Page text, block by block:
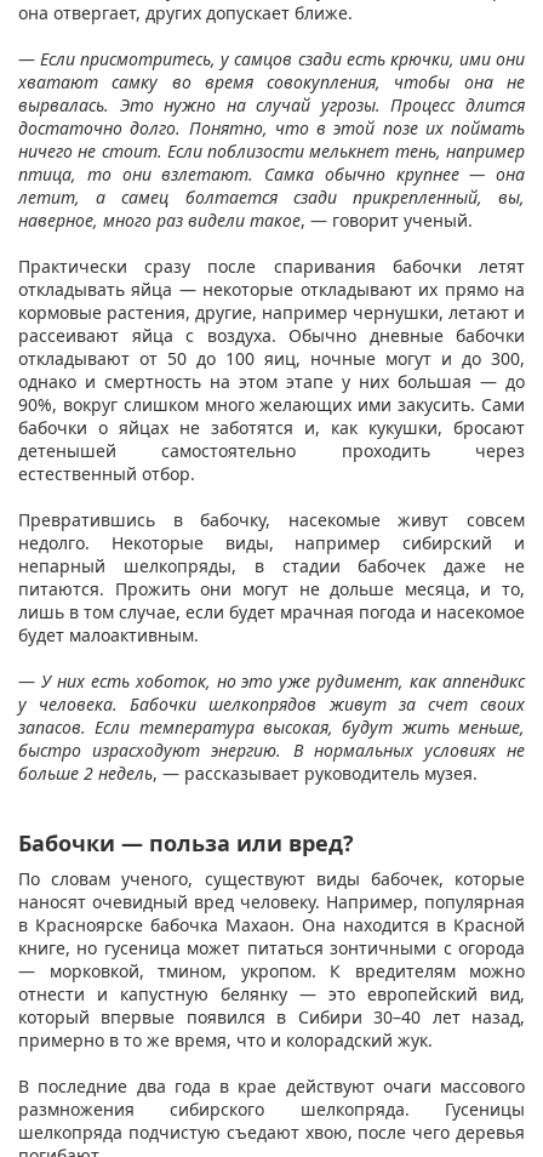
она отвергает, других допускает ближе.
—Если присмотритесь, у самцов сзади есть крючки, ими они
хватают самку во время совокупления, чтобы она не
вырвалась. Это нужно на случай угрозы. Процесс длится
достаточно долго. Понятно, что в этой позе их поймать
ничего не стоит. Если поблизости мелькнет тень, например
птица, то они взлетают. Самка обычно крупнее — она
летит, а самец болтается сзади прикрепленный, вы,
наверное, много раз видели такое, — говорит ученый.
Практически сразу после спаривания бабочки летят
откладывать яйца — некоторые откладывают их прямо на
кормовые растения, другие, например чернушки, летают и
рассеивают яйца с воздуха. Обычно дневные бабочки
откладывают от 50 до 100 яиц, ночные могут и до 300,
однако и смертность на этом этапе у них большая — до
90%, вокруг слишком много желающих ими закусить. Сами
бабочки о яйцах не заботятся и, как кукушки, бросают
детенышей самостоятельно проходить через
естественный отбор.
Превратившись в бабочку, насекомые живут совсем
недолго. Некоторые виды, например сибирский и
непарный шелкопряды, в стадии бабочек даже не
питаются. Прожить они могут не дольше месяца, и то,
лишь в том случае, если будет мрачная погода и насекомое
будет малоактивным.
— У них есть хоботок, но это уже рудимент, как аппендикс
у человека. Бабочки шелкопрядов живут за счет своих
запасов. Если температура высокая, будут жить меньше,
быстро израсходуют энергию. В нормальных условиях не
больше 2 недель, — рассказывает руководитель музея.
Бабочки — польза или вред?
По словам ученого, существуют виды бабочек, которые
наносят очевидный вред человеку. Например, популярная
в Красноярске бабочка Махаон. Она находится в Красной
книге, но гусеница может питаться зонтичными с огорода
— морковкой, тмином, укропом. К вредителям можно
отнести и капустную белянку — это европейский вид,
который впервые появился в Сибири 30–40 лет назад,
примерно в то же время, что и колорадский жук.
В последние два года в крае действуют очаги массового
размножения сибирского шелкопряда. Гусеницы
шелкопряда подчистую съедают хвою, после чего деревья